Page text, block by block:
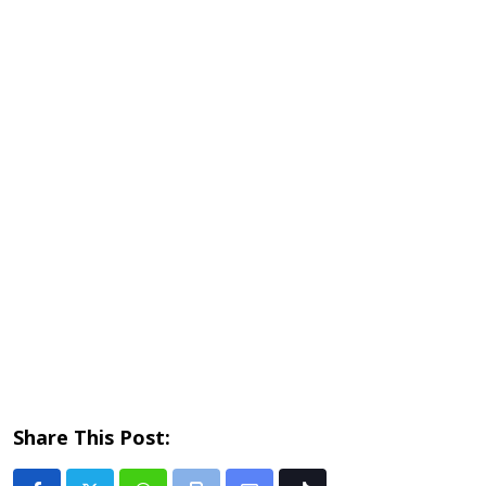
Share This Post: